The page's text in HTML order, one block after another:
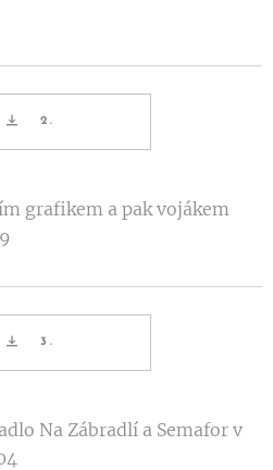
2.
grafikem a pak vojákem
3.
Na Zábradlí a Semafor v